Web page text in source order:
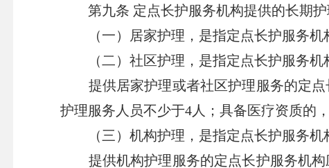
第九条 定点长护服务机构提供的长期护
（一）居家护理，是指定点长护服务机
（二）社区护理，是指定点长护服务机
提供居家护理或者社区护理服务的定点
护理服务人员不少于4人；具备医疗资质的
（三）机构护理，是指定点长护服务机
提供机构护理服务的定点长护服务机构